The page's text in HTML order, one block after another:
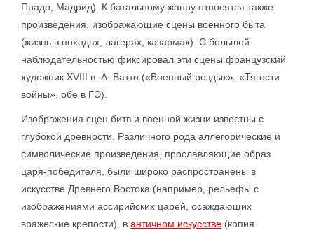
Прадо, Мадрид). К батальному жанру относятся также
произведения, изображающие сцены военного быта
(жизнь в походах, лагерях, казармах). С большой
наблюдательностью фиксировал эти сцены французский
художник XVIII в. А. Ватто («Военный роздых», «Тягости
войны», обе в ГЭ).
Изображения сцен битв и военной жизни известны с
глубокой древности. Различного рода аллегорические и
символические произведения, прославляющие образ
царя-победителя, были широко распространены в
искусстве Древнего Востока (например, рельефы с
изображениями ассирийских царей, осаждающих
вражеские крепости), в античном искусстве (копия